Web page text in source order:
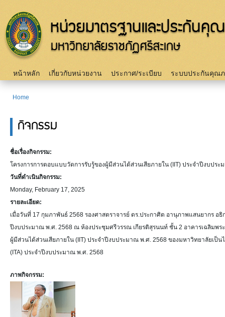
Main menu
หน้าหลัก เกี่ยวกับหน่วยงาน ประกาศ/ระเบียบ ระบบประกันคุณ
Home
กิจกรรม
ชื่อเรื่องกิจกรรม:
โครงการการตอบแบบวัดการรับรู้ของผู้มีส่วนได้ส่วนเสียภายใน (IIT) ประจำปีงบประ
วันที่ดำเนินกิจกรรม:
Monday, February 17, 2025
รายละเอียด:
เมื่อวันที่ 17 กุมภาพันธ์ 2568 รองศาสตราจารย์ ดร.ประกาศิต อานุภาพแสนยากร อ
ปีงบประมาณ พ.ศ. 2568 ณ ห้องประชุมศรีวรรณ เกียรติสุรนนท์ ชั้น 2 อาคารเฉลิมพ
ผู้มีส่วนได้ส่วนเสียภายใน (IIT) ประจำปีงบประมาณ พ.ศ. 2568 ของมหาวิทยาลัยเ
(ITA) ประจำปีงบประมาณ พ.ศ. 2568
ภาพกิจกรรม: